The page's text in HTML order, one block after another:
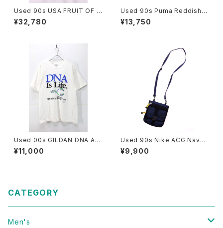
Used 90s USA FRUIT OF T
HE LOOM MARVEL COMIC
DEATHLOK T-Shirt Size L
¥32,780
Used 90s Puma Reddish-
brown 2Tone Half Zip Jers
ey Track Top Jacket Size
¥13,750
Used 00s GILDAN DNA Art
Graphic T-Shirt Size L 古着
¥11,000
Used 90s Nike ACG Navy
Rip Stop 2Way Sacoche 古
着
¥9,900
CATEGORY
Men's